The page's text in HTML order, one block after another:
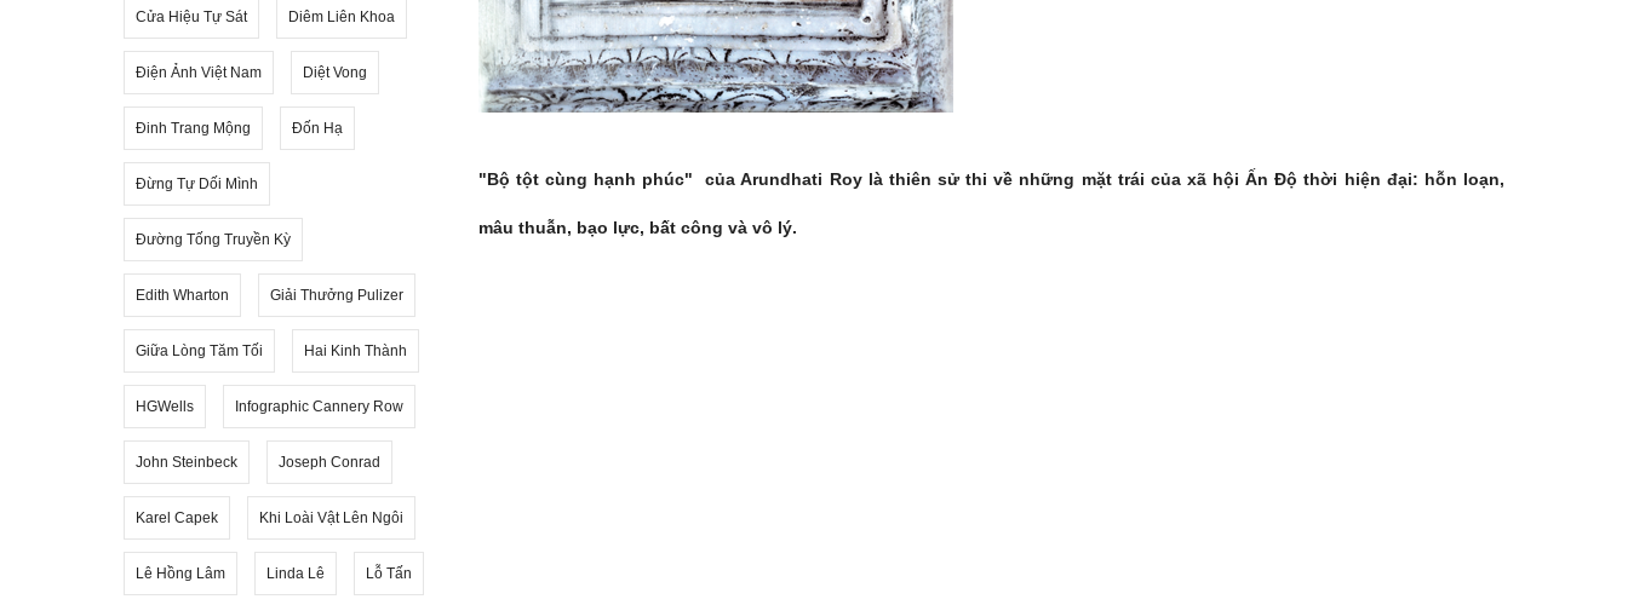
Cửa Hiệu Tự Sát Diêm Liên Khoa
Điện Ảnh Việt Nam Diệt Vong
Đinh Trang Mộng Đốn Hạ
Đừng Tự Dối Mình
Đường Tống Truyền Kỳ
Edith Wharton Giải Thưởng Pulizer
Giữa Lòng Tăm Tối Hai Kinh Thành
HGWells Infographic Cannery Row
John Steinbeck Joseph Conrad
Karel Capek Khi Loài Vật Lên Ngôi
Lê Hồng Lâm Linda Lê Lỗ Tấn
"Bộ tột cùng hạnh phúc" của Arundhati Roy là thiên sử thi về những mặt trái của xã hội Ấn Độ thời hiện đại: hỗn loạn,
mâu thuẫn, bạo lực, bất công và vô lý.